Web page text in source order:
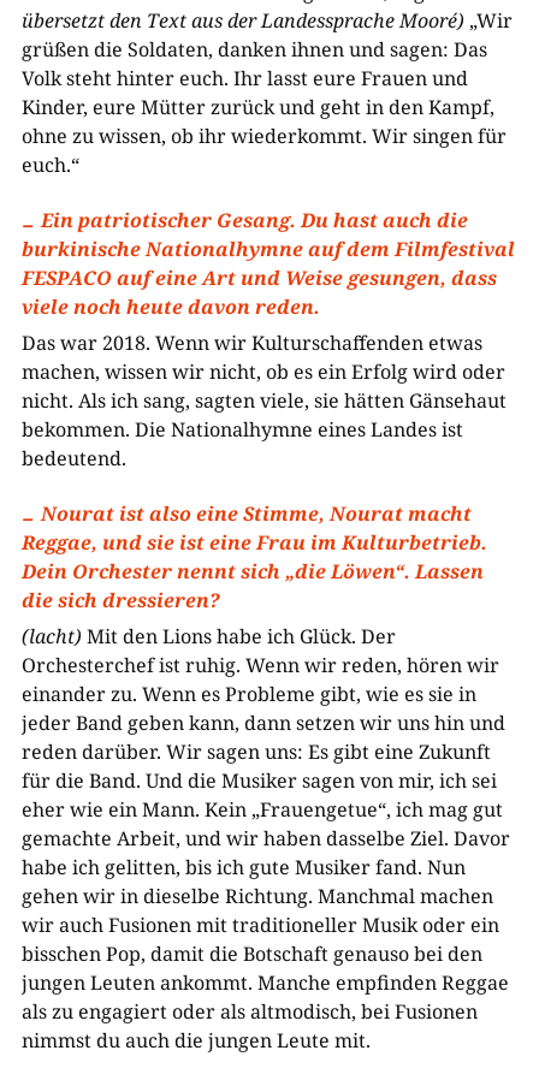
übersetzt den Text aus der Landessprache Mooré) „Wir
grüßen die Soldaten, danken ihnen und sagen: Das
Volk steht hinter euch. Ihr lasst eure Frauen und
Kinder, eure Mütter zurück und geht in den Kampf,
ohne zu wissen, ob ihr wiederkommt. Wir singen für
euch.“
Ein patriotischer Gesang. Du hast auch die
burkinische Nationalhymne auf dem Filmfestival
FESPACO auf eine Art und Weise gesungen, dass
viele noch heute davon reden.
Das war 2018. Wenn wir Kulturschaffenden etwas
machen, wissen wir nicht, ob es ein Erfolg wird oder
nicht. Als ich sang, sagten viele, sie hätten Gänsehaut
bekommen. Die Nationalhymne eines Landes ist
bedeutend.
Nourat ist also eine Stimme, Nourat macht
Reggae, und sie ist eine Frau im Kulturbetrieb.
Dein Orchester nennt sich „die Löwen“. Lassen
die sich dressieren?
(lacht) Mit den Lions habe ich Glück. Der
Orchesterchef ist ruhig. Wenn wir reden, hören wir
einander zu. Wenn es Probleme gibt, wie es sie in
jeder Band geben kann, dann setzen wir uns hin und
reden darüber. Wir sagen uns: Es gibt eine Zukunft
für die Band. Und die Musiker sagen von mir, ich sei
eher wie ein Mann. Kein „Frauengetue“, ich mag gut
gemachte Arbeit, und wir haben dasselbe Ziel. Davor
habe ich gelitten, bis ich gute Musiker fand. Nun
gehen wir in dieselbe Richtung. Manchmal machen
wir auch Fusionen mit traditioneller Musik oder ein
bisschen Pop, damit die Botschaft genauso bei den
jungen Leuten ankommt. Manche empfinden Reggae
als zu engagiert oder als altmodisch, bei Fusionen
nimmst du auch die jungen Leute mit.